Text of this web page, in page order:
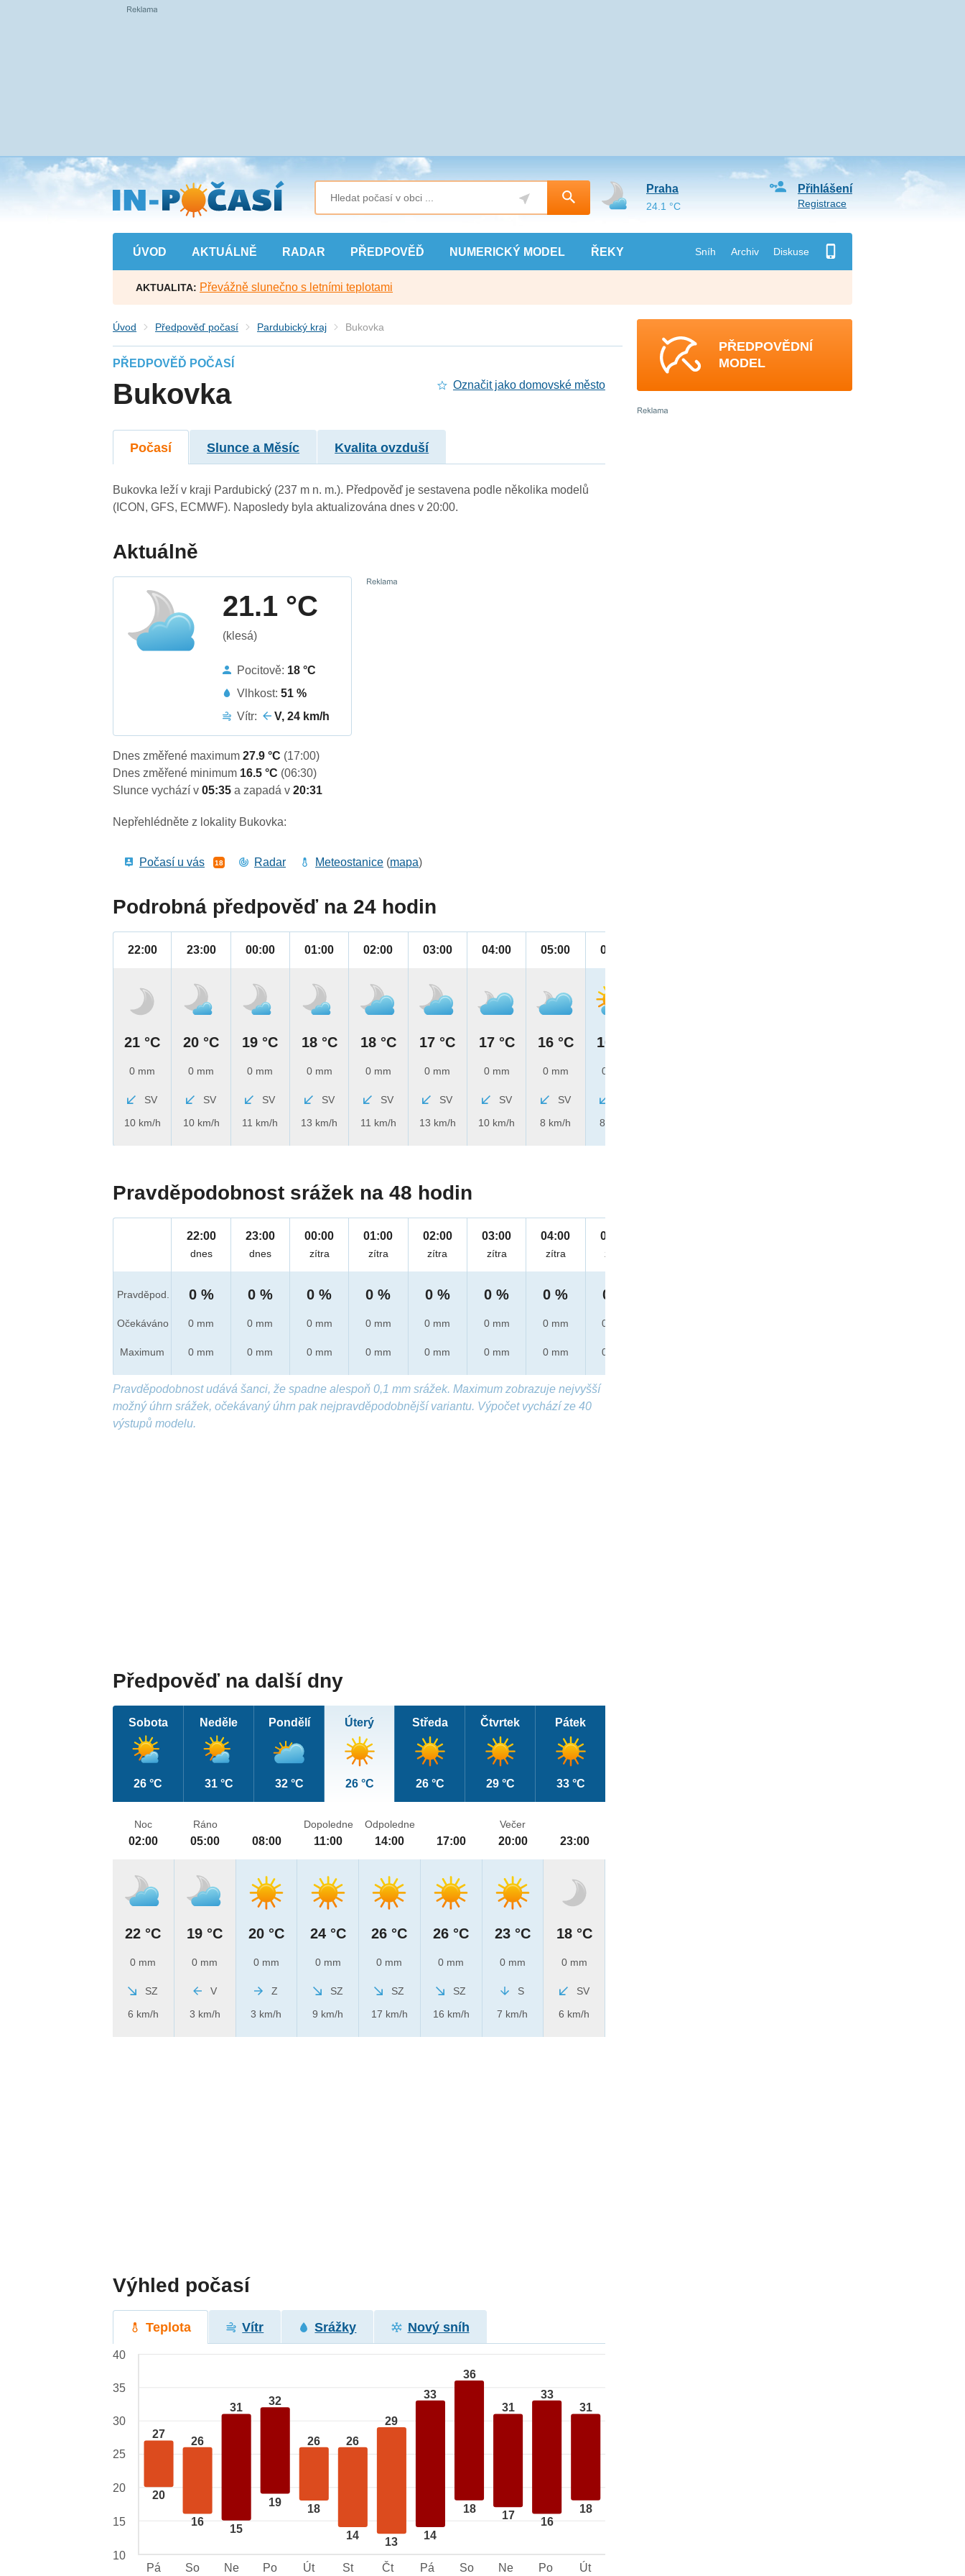
Přejít
na
hlavní
obsah
ÚVOD AKTUÁLNĚ RADAR PŘEDPOVĚĎ NUMERICKÝ MODEL ŘEKY Sníh Archiv Diskuse
Přihlášení
Registrace
Praha
24.1 °C
AKTUALITA: Převážně slunečno s letními teplotami
Úvod Předpověď počasí Pardubický kraj Bukovka
PŘEDPOVĚĎ POČASÍ
Bukovka Označit jako domovské město
Počasí Slunce a Měsíc Kvalita ovzduší
Bukovka leží v kraji Pardubický (237 m n. m.). Předpověď je sestavena podle několika modelů
(ICON, GFS, ECMWF). Naposledy byla aktualizována dnes v 20:00.
Aktuálně
21.1 °C
(klesá)
Pocitově: 18 °C
Vlhkost:51 %
Vítr:
V, 24 km/h
Dnes změřené maximum27.9 °C (17:00)
Dnes změřené minimum 16.5 °C (06:30)
Slunce vychází v05:35a zapadá v20:31
Nepřehlédněte z lokality Bukovka:
Počasí u vás 18 Radar Meteostanice (mapa)
Podrobná předpověď na 24 hodin
22:00
21 °C
0 mm
SV
10 km/h
23:00
20 °C
0 mm
SV
10 km/h
00:00
19 °C
0 mm
SV
11 km/h
01:00
18 °C
0 mm
SV
13 km/h
02:00
18 °C
0 mm
SV
11 km/h
03:00
17 °C
0 mm
SV
13 km/h
04:00
17 °C
0 mm
SV
10 km/h
05:00
16 °C
0 mm
SV
8 km/h
06:00
16 °C
0 mm
8 km/h
Pravděpodobnost srážek na 48 hodin
Pravděpod.
Očekáváno
Maximum
22:00
dnes
0 %
0 mm
0 mm
23:00
dnes
0 %
0 mm
0 mm
00:00
zítra
0 %
0 mm
0 mm
01:00
zítra
0 %
0 mm
0 mm
02:00
zítra
0 %
0 mm
0 mm
03:00
zítra
0 %
0 mm
0 mm
04:00
zítra
0 %
0 mm
0 mm
05:00
zítra
0 %
0 mm
0 mm
Pravděpodobnost udává šanci, že spadne alespoň 0,1 mm srážek. Maximum zobrazuje nejvyšší
možný úhrn srážek, očekávaný úhrn pak nejpravděpodobnější variantu. Výpočet vychází ze 40
výstupů modelu.
Předpověď na další dny
Sobota
26 °C
Neděle
31 °C
Pondělí
32 °C
Úterý
26 °C
Středa
26 °C
Čtvrtek
29 °C
Pátek
33 °C
Noc
02:00
22 °C
0 mm
SZ
6 km/h
Ráno
05:00
19 °C
0 mm
V
3 km/h
08:00
20 °C
0 mm
Z
3 km/h
Dopoledne
11:00
24 °C
0 mm
SZ
9 km/h
Odpoledne
14:00
26 °C
0 mm
SZ
17 km/h
17:00
26 °C
0 mm
SZ
16 km/h
Večer
20:00
23 °C
0 mm
S
7 km/h
23:00
18 °C
0 mm
SV
6 km/h
Výhled počasí
Teplota Vítr Srážky Nový sníh
27
20
26
16
31
15
32
19
26
18
26
14
29
13
33
14
36
18
31
17
33
16
31
18
40
35
30
25
20
15
10
Pá
So Ne Po Út St Čt Pá So Ne Po Út
PŘEDPOVĚDNÍ
MODEL